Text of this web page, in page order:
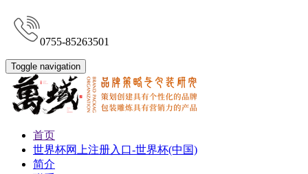
0755-85263501
Toggle navigation
首页
世界杯网上注册入口-世界杯(中国)
简介